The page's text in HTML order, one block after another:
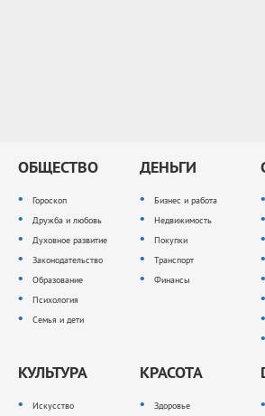
ОБЩЕСТВО
Гороскоп
Дружба и любовь
Духовное развитие
Законодательство
Образование
Психология
Семья и дети
ДЕНЬГИ
Бизнес и работа
Недвижимость
Покупки
Транспорт
Финансы
КУЛЬТУРА
Искусство
КРАСОТА
Здоровье